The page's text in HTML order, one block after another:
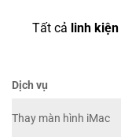
Tất cả linh kiện
Dịch vụ
Thay màn hình iMac